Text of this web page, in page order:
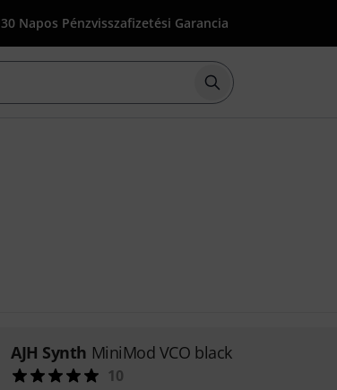
30 Napos Pénzvisszafizetési Garancia
Keresés indítása
AJH Synth MiniMod VCO black
10